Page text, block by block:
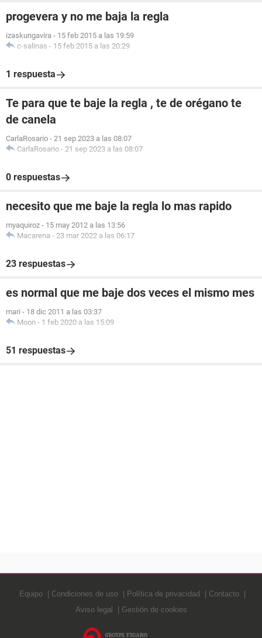
progevera y no me baja la regla
izaskungavira - 15 feb 2015 a las 19:59
c-salinas - 15 feb 2015 a las 20:29
1 respuesta
Te para que te baje la regla , te de orégano te
de canela
CarlaRosario - 21 sep 2023 a las 08:07
CarlaRosario - 21 sep 2023 a las 08:07
0 respuestas
necesito que me baje la regla lo mas rapido
myaquiroz - 15 may 2012 a las 13:56
Macarena - 23 mar 2022 a las 06:17
23 respuestas
es normal que me baje dos veces el mismo mes
mari - 18 dic 2011 a las 03:37
Moon - 1 feb 2020 a las 15:09
51 respuestas
Equipo Condiciones de uso Política de privacidad
Contacto
Aviso legal
Gestión de cookies